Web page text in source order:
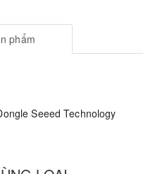
phẩm
Seeed Technology